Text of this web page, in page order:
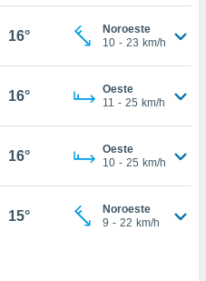
16°
Noroeste
10 - 23 km/h
16°
Oeste
11 - 25 km/h
16°
Oeste
10 - 25 km/h
15°
Noroeste
9 - 22 km/h